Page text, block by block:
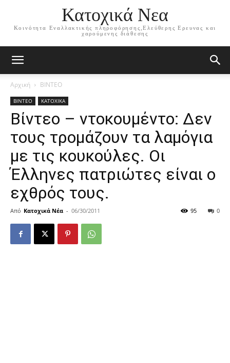
Κατοχικά Νεα
Κοινότητα Εναλλακτικής πληροφόρησης,Ελεύθερης Ερευνας και
χαρούμενης διάθεσης
Αρχική ΒΙΝΤΕΟ
ΒΙΝΤΕΟ ΚΑΤΟΧΙΚΑ
Βίντεο – ντοκουμέντο: Δεν
τους τρομάζουν τα λαμόγια
με τις κουκούλες. Οι
Έλληνες πατριώτες είναι ο
εχθρός τους.
Από Κατοχικά Νέα - 06/30/2011 0
95